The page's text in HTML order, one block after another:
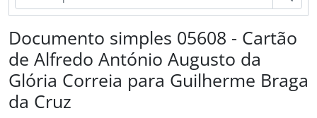
Documento simples 05608 - Cartão
de Alfredo António Augusto da
Glória Correia para Guilherme Braga
da Cruz